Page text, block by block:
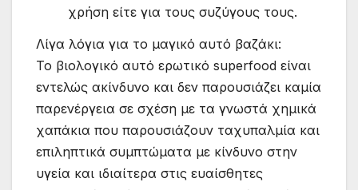
χρήση είτε για τους συζύγους τους.
Λίγα λόγια για το μαγικό αυτό βαζάκι:
Το βιολογικό αυτό ερωτικό superfood είναι
εντελώς ακίνδυνο και δεν παρουσιάζει καμία
παρενέργεια σε σχέση με τα γνωστά χημικά
χαπάκια που παρουσιάζουν ταχυπαλμία και
επιληπτικά συμπτώματα με κίνδυνο στην
υγεία και ιδιαίτερα στις ευαίσθητες